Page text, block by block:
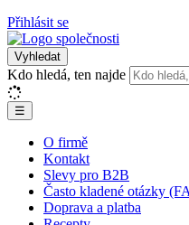
Přihlásit se
Vyhledat
Kdo hledá, ten najde
☰
O firmě
Kontakt
Slevy pro B2B
Často kladené otázky
Doprava a platba